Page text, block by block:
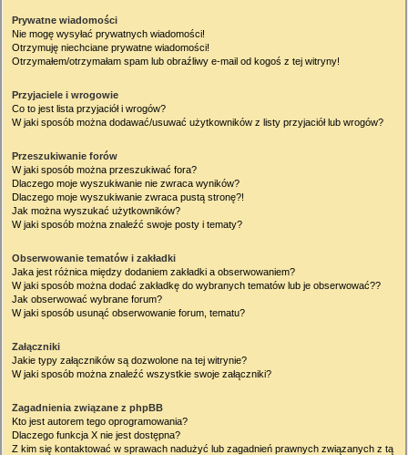
Prywatne wiadomości
Nie mogę wysyłać prywatnych wiadomości!
Otrzymuję niechciane prywatne wiadomości!
Otrzymałem/otrzymałam spam lub obraźliwy e-mail od kogoś z tej witryny!
Przyjaciele i wrogowie
Co to jest lista przyjaciół i wrogów?
W jaki sposób można dodawać/usuwać użytkowników z listy przyjaciół lub wrogów?
Przeszukiwanie forów
W jaki sposób można przeszukiwać fora?
Dlaczego moje wyszukiwanie nie zwraca wyników?
Dlaczego moje wyszukiwanie zwraca pustą stronę?!
Jak można wyszukać użytkowników?
W jaki sposób można znaleźć swoje posty i tematy?
Obserwowanie tematów i zakładki
Jaka jest różnica między dodaniem zakładki a obserwowaniem?
W jaki sposób można dodać zakładkę do wybranych tematów lub je obserwować??
Jak obserwować wybrane forum?
W jaki sposób usunąć obserwowanie forum, tematu?
Załączniki
Jakie typy załączników są dozwolone na tej witrynie?
W jaki sposób można znaleźć wszystkie swoje załączniki?
Zagadnienia związane z phpBB
Kto jest autorem tego oprogramowania?
Dlaczego funkcja X nie jest dostępna?
Z kim się kontaktować w sprawach nadużyć lub zagadnień prawnych związanych z tą